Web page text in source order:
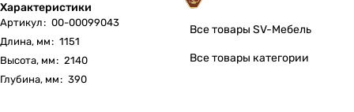
Характеристики
Артикул: 00-00099043
Длина, мм: 1151
Высота, мм: 2140
Глубина, мм: 390
Все товары SV-Мебель
Все товары категории